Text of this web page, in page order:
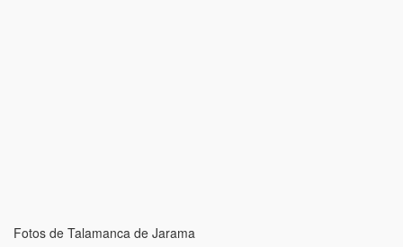
Fotos de Talamanca de Jarama